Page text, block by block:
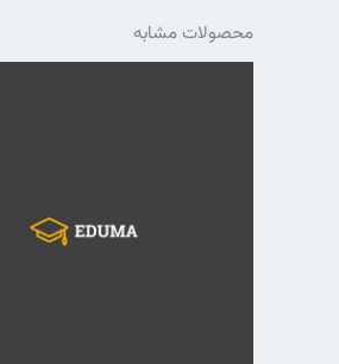
محصولات مشابه